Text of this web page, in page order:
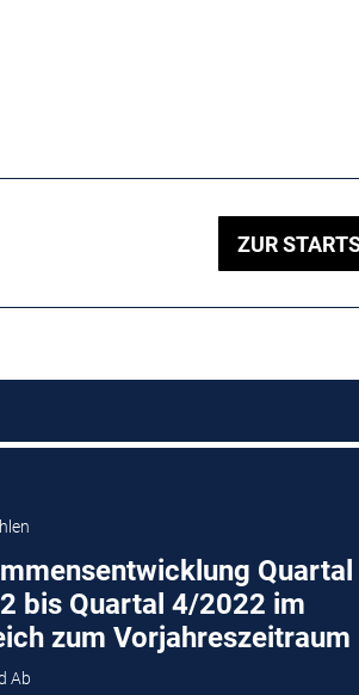
ZUR
Quartal
bis Quartal 4/2022 im
zum Vorjahreszeitraum
Ab